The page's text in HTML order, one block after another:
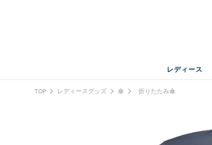
レディース
TOP レディースグッズ 傘 折りたたみ傘